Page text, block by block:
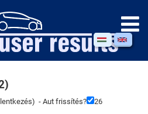
) - Aut frissítés? 26